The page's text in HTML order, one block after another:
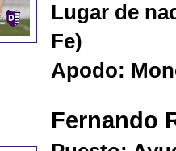
Lugar de
Fe)
Apodo:
Fernando